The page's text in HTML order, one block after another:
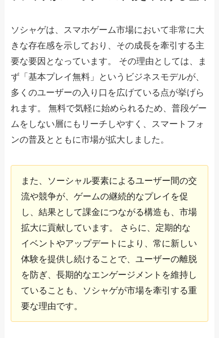
ソシャゲは、スマホゲーム市場において非常に大
きな存在感を示しており、その成長を牽引する主
要な要因となっています。 その理由としては、ま
ず「基本プレイ無料」というビジネスモデルが、
多くのユーザーの入り口を広げている点が挙げら
れます。 無料で気軽に始められるため、普段ゲー
ムをしない層にもリーチしやすく、スマートフォ
ンの普及とともに市場が拡大しました。
また、ソーシャル要素によるユーザー間の交
流や競争が、ゲームの継続的なプレイを促
し、結果として課金につながる構造も、市場
拡大に貢献しています。 さらに、定期的な
イベントやアップデートにより、常に新しい
体験を提供し続けることで、ユーザーの離脱
を防ぎ、長期的なエンゲージメントを維持し
ていることも、ソシャゲが市場を牽引する重
要な理由です。